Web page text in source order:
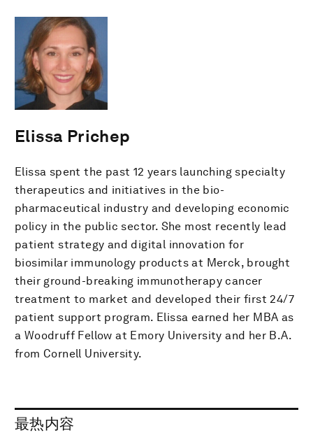
Elissa Prichep
Elissa spent the past 12 years launching specialty
therapeutics and initiatives in the bio-
pharmaceutical industry and developing economic
policy in the public sector. She most recently lead
patient strategy and digital innovation for
biosimilar immunology products at Merck, brought
their ground-breaking immunotherapy cancer
treatment to market and developed their first 24/7
patient support program. Elissa earned her MBA as
a Woodruff Fellow at Emory University and her B.A.
from Cornell University.
最热内容